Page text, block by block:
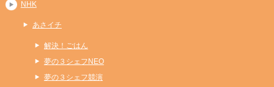
NHK
あさイチ
解決！ごはん
夢の３シェフNEO
夢の３シェフ競演